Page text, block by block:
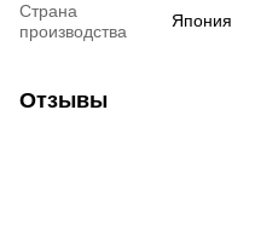
Страна
производства
Япония
Отзывы